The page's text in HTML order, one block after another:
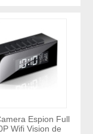
Espion Full
Wifi Vision de